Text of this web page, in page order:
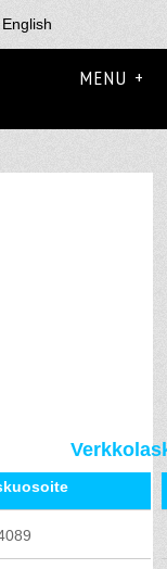
MENU +